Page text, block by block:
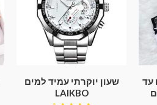
עד
שעון יוקרתי עמיד למים
LAIKBO